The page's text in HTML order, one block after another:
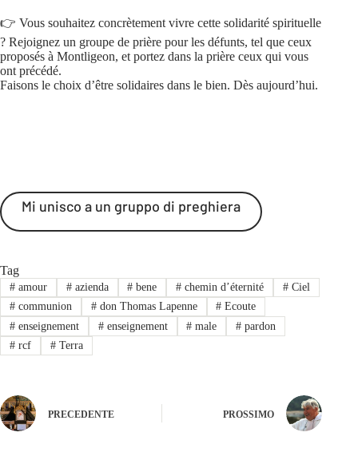
👉 Vous souhaitez concrètement vivre cette solidarité spirituelle
? Rejoignez un groupe de prière pour les défunts, tel que ceux
proposés à Montligeon, et portez dans la prière ceux qui vous
ont précédé.
Faisons le choix d’être solidaires dans le bien. Dès aujourd’hui.
Mi unisco a un gruppo di preghiera
Tag
#amour #azienda # bene # chemin d’éternité # Ciel
#communion #don Thomas Lapenne # Ecoute
#enseignement #enseignement # male # pardon
#rcf #Terra
PRECEDENTE PROSSIMO